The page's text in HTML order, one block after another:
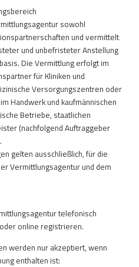
sowohl
und vermittelt
und unbefristeter Anstellung
Die Vermittlung erfolgt im
für Kliniken und
Versorgungszentren oder
Handwerk und kaufmännischen
Betriebe, staatlichen
(nachfolgend Auftraggeber
gelten ausschließlich, für die
Vermittlungs­agentur und dem
telefonisch
online registrieren.
werden nur akzeptiert, wenn
enthalten ist: